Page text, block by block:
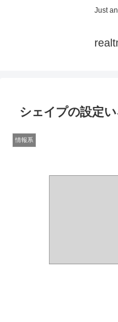
Just
シェイプの設定
情報系